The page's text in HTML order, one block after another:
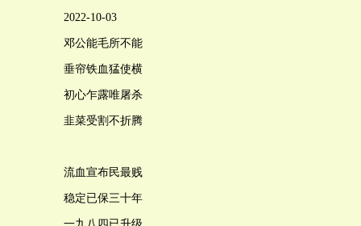
2022-10-03
邓公能毛所不能
垂帘铁血猛使横
初心乍露唯屠杀
韭菜受割不折腾
流血宣布民最贱
稳定已保三十年